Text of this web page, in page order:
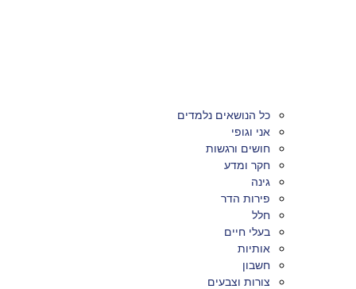
כל הנושאים נלמדים
אני וגופי
חושים ורגשות
חקר ומדע
גינה
פירות הדר
חלל
בעלי חיים
אותיות
חשבון
צורות וצבעים